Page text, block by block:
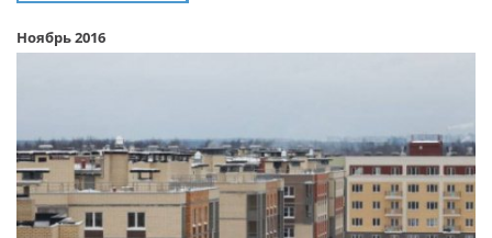
Ноябрь 2016